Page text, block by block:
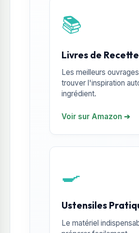
📚
Livres de
Les meilleurs
trouver l'inspiration
ingrédient.
Voir sur Amazon ➔
🍳
Ustensiles
Le matériel